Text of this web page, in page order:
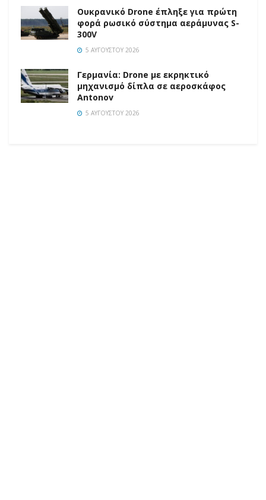
Ουκρανικό Drone έπληξε για πρώτη
φορά ρωσικό σύστημα αεράμυνας S-
300V
5 ΑΥΓΟΎΣΤΟΥ 2026
Γερμανία: Drone με εκρηκτικό
μηχανισμό δίπλα σε αεροσκάφος
Antonov
5 ΑΥΓΟΎΣΤΟΥ 2026